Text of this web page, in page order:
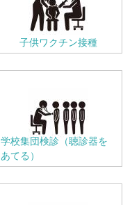
子供ワクチン接種
学校集団検診（聴診器を
あてる）